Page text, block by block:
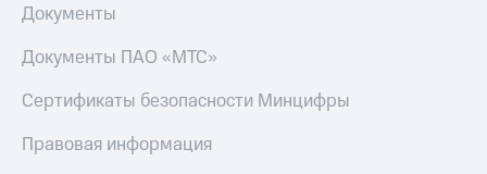
Документы
Документы ПАО «МТС»
Сертификаты безопасности Минцифры
Правовая информация